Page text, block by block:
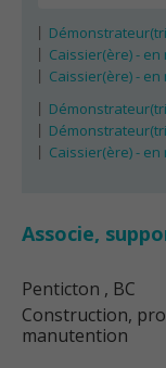
Caissier(ère) -
Caissier(ère) -
Caissier(ère) -
Associe,
Penticton , BC
Construction,
manutention